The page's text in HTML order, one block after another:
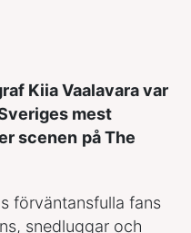
Kiia Vaalavara var
mest
scenen på The
förväntansfulla fans
snedluggar och